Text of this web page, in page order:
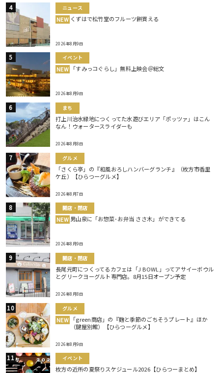
ニュース
NEW くずはで松竹堂のフルーツ餅買える
2026年8月9日
イベント
NEW 「すみっコぐらし」無料上映会＠総文
2026年8月9日
まち
打上川治水緑地につくってた水遊びエリア「ポッツァ」はこん
なん！ウォータースライダーも
2026年8月8日
グルメ
「さくら亭」の『和風おろしハンバーグランチ』（枚方市香里
ケ丘）【ひらつーグルメ】
2026年8月7日
開店・閉店
NEW 男山泉に「お惣菜･お弁当 ささ木」ができてる
2026年8月9日
開店・閉店
長尾元町につくってるカフェは「J BOWL」ってアサイーボウル
とグリークヨーグルト専門店。8月15日オープン予定
2026年8月8日
グルメ
NEW
「green商店」の『麹と季節のごちそうプレート』ほか
（鍵屋別館）【ひらつーグルメ】
2026年8月9日
イベント
枚方の近所の夏祭りスケジュール2026【ひらつーまとめ】